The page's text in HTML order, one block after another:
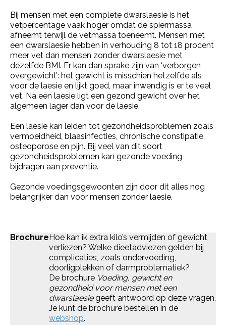
Bij mensen met een complete dwarslaesie is het
vetpercentage vaak hoger omdat de spiermassa
afneemt terwijl de vetmassa toeneemt. Mensen met
een dwarslaesie hebben in verhouding 8 tot 18 procent
meer vet dan mensen zonder dwarslaesie met
dezelfde BMI. Er kan dan sprake zijn van ‘verborgen
overgewicht’: het gewicht is misschien hetzelfde als
voor de laesie en lijkt goed, maar inwendig is er te veel
vet. Na een laesie ligt een gezond gewicht over het
algemeen lager dan voor de laesie.
Een laesie kan leiden tot gezondheidsproblemen zoals
vermoeidheid, blaasinfecties, chronische constipatie,
osteoporose en pijn. Bij veel van dit soort
gezondheidsproblemen kan gezonde voeding
bijdragen aan preventie.
Gezonde voedingsgewoonten zijn door dit alles nog
belangrijker dan voor mensen zonder laesie.
BrochureHoe kan ik extra kilo’s vermijden of gewicht
verliezen? Welke dieetadviezen gelden bij
complicaties, zoals ondervoeding,
doorligplekken of darmproblematiek?
De brochure Voeding, gewicht en
gezondheid voor mensen met een
dwarslaesiegeeft antwoord op deze vragen.
Je kunt de brochure bestellen in de
webshop.